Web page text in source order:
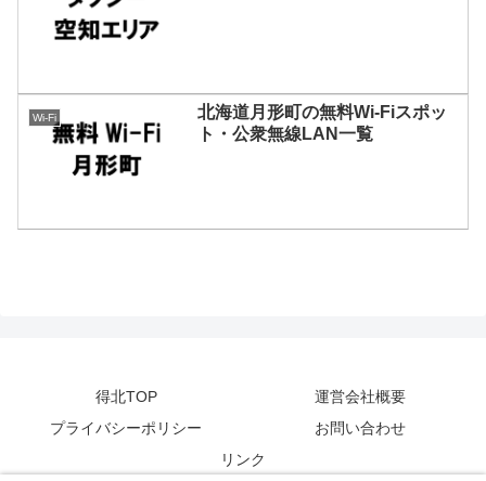
Wi-Fi
北海道月形町の無料Wi-Fiスポッ
ト・公衆無線LAN一覧
得北TOP
運営会社概要
プライバシーポリシー
お問い合わせ
リンク